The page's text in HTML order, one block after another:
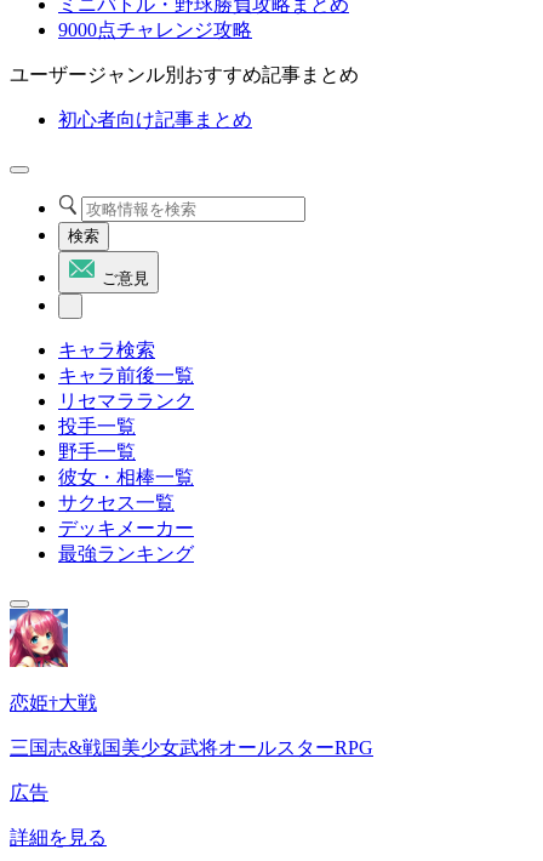
ミニバトル・野球勝負攻略まとめ
9000点チャレンジ攻略
ユーザージャンル別おすすめ記事まとめ
初心者向け記事まとめ
検索
ご意見
キャラ検索
キャラ前後一覧
リセマラランク
投手一覧
野手一覧
彼女・相棒一覧
サクセス一覧
デッキメーカー
最強ランキング
恋姫†大戦
三国志&戦国美少女武将オールスターRPG
広告
詳細を見る